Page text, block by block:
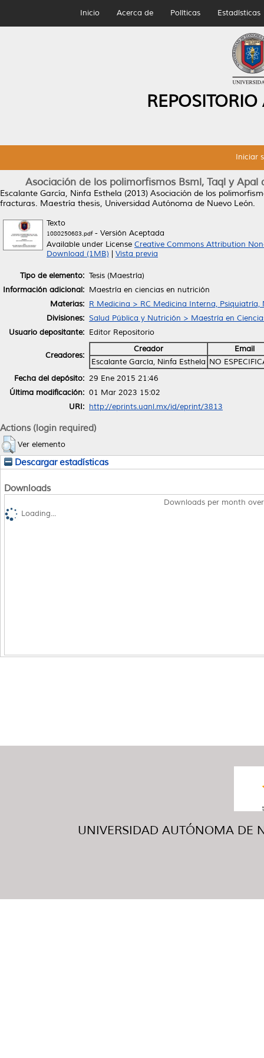
Inicio Acerca de Políticas Estadísticas
Iniciar
Asociación de los polimorfismos Bsml, Taql y
Escalante García, Ninfa Esthela (2013) Asociación de los
fracturas. Maestría thesis, Universidad Autónoma de Nuevo León.
Texto
1080250683.pdf- Versión Aceptada
Available under License Creative Commons Attribution
Download (1MB)
Vista previa
Tipo de elemento: Tesis (Maestría)
Información adicional: Maestría en ciencias en nutrición
Materias: R Medicina > RC Medicina Interna, Psiquiatría,
Divisiones: Salud Pública y Nutrición > Maestría en
Usuario depositante: Editor Repositorio
Creadores:
Creador
Email
Escalante García, Ninfa Esthela NO
Fecha del depósito: 29 Ene 2015 21:46
Última modificación: 01 Mar 2023 15:02
URI: http://eprints.uanl.mx/id/eprint/3813
Actions (login required)
Ver elemento
Descargar estadísticas
Downloads
Downloads per month
Loading...
UNIVERSIDAD AUTÓNOMA DE